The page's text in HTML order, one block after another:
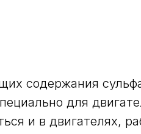
содержания
для
и в двигателях,